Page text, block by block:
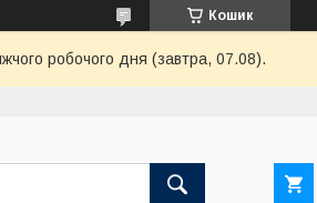
Кошик
робочого дня (завтра, 07.08).